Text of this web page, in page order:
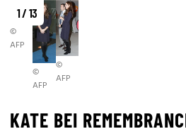
1 / 13
©
AFP
©
AFP
©
AFP
KATE BEI